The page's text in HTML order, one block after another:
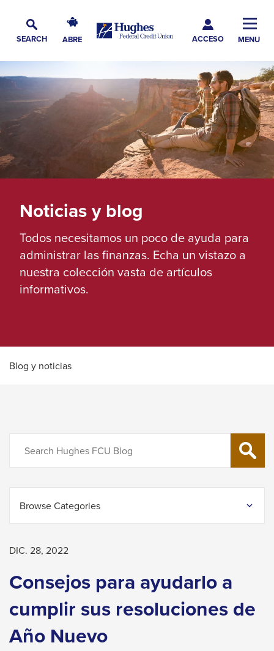
Navigation
Main
Content
Footer
SEARCH
búsqueda
ABRE
Federal
ACCESO
Main
MENU
The
site
navigation
utilizes
arrow,
enter,
escape,
space
bar
key
commands.
Left
and
move
across
top
expand
/
levels.
and
arrows
will
Noticias y blog
Todos necesitamos un poco de ayuda para
administrar las finanzas. Echa un vistazo a
nuestra colección vasta de artículos
informativos.
Blog y noticias
SEARCH
Browse Categories
DIC. 28, 2022
Consejos para ayudarlo a
cumplir sus resoluciones de
Año Nuevo